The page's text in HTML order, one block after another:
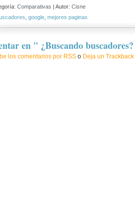
Comparativas | Autor: Cisne
google mejores paginas
en " ¿Buscando
los comentarios por RSS o Deja un Trackback